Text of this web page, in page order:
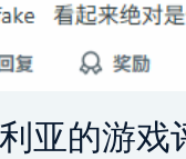
亚的游